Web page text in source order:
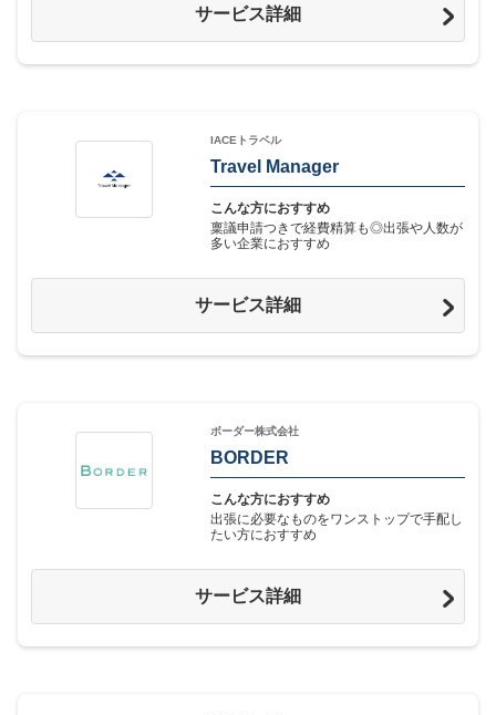
サービス詳細
IACEトラベル
Travel Manager
こんな方におすすめ
稟議申請つきで経費精算も◎出張や人数が
多い企業におすすめ
サービス詳細
ボーダー株式会社
BORDER
こんな方におすすめ
出張に必要なものをワンストップで手配し
たい方におすすめ
サービス詳細